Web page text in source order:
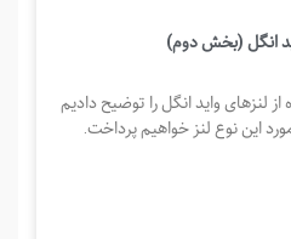
انگل (بخش دوم)
لنزهای واید انگل را توضیح دادیم
این نوع لنز خواهیم پرداخت.